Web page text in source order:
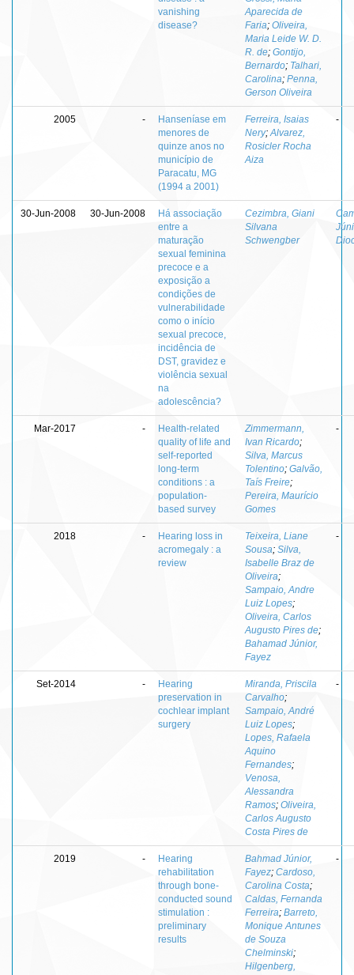
vanishing
disease?
Aparecida de
Faria; Oliveira,
Maria Leide W. D.
R. de; Gontijo,
Bernardo; Talhari,
Carolina; Penna,
Gerson Oliveira
2005 -
Hanseníase em
menores de
quinze anos no
município de
Paracatu, MG
(1994 a 2001)
Ferreira, Isaias
Nery; Alvarez,
Rosicler Rocha
Aiza
-
30-Jun-2008 30-Jun-2008
Há associação
entre a
maturação
sexual feminina
precoce e a
exposição a
condições de
vulnerabilidade
como o início
sexual precoce,
incidência de
DST, gravidez e
violência sexual
na
adolescência?
Cezimbra, Giani
Silvana
Schwengber
Mar-2017 -
Health-related
quality of life and
self-reported
long-term
conditions : a
population-
based survey
Zimmermann,
Ivan Ricardo;
Silva, Marcus
Tolentino; Galvão,
Taís Freire;
Pereira, Maurício
Gomes
-
2018 -
Hearing loss in
acromegaly : a
review
Teixeira, Liane
Sousa; Silva,
Isabelle Braz de
Oliveira;
Sampaio, Andre
Luiz Lopes;
Oliveira, Carlos
Augusto Pires de;
Bahamad Júnior,
Fayez
-
Set-2014 -
Hearing
preservation in
cochlear implant
surgery
Miranda, Priscila
Carvalho;
Sampaio, André
Luiz Lopes;
Lopes, Rafaela
Aquino
Fernandes;
Venosa,
Alessandra
Ramos; Oliveira,
Carlos Augusto
Costa Pires de
-
2019 -
Hearing
rehabilitation
through bone-
conducted sound
stimulation :
preliminary
results
Bahmad Júnior,
Fayez; Cardoso,
Carolina Costa;
Caldas, Fernanda
Ferreira; Barreto,
Monique Antunes
de Souza
Chelminski;
Hilgenberg,
-